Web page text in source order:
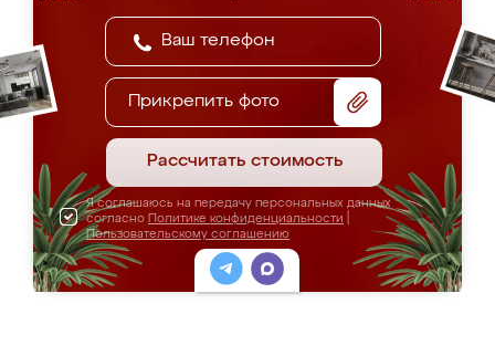
Прикрепить фото
Рассчитать стоимость
Я соглашаюсь на передачу персональных данных
согласно Политике конфиденциальности
Пользовательскому соглашению